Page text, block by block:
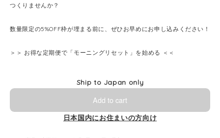
つくりませんか？
数量限定の5%OFF枠が埋まる前に、ぜひお早めにお申し込みください！
＞＞ お得な定期便で「モーニングリセット」を始める ＜＜
Ship to Japan only
Add to cart
日本国内にお住まいの方向け